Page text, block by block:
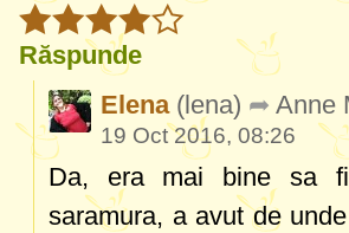
Răspunde
Elena (lena) Anne
19 Oct 2016, 08:26
Da, era mai bine sa
saramura, a avut de